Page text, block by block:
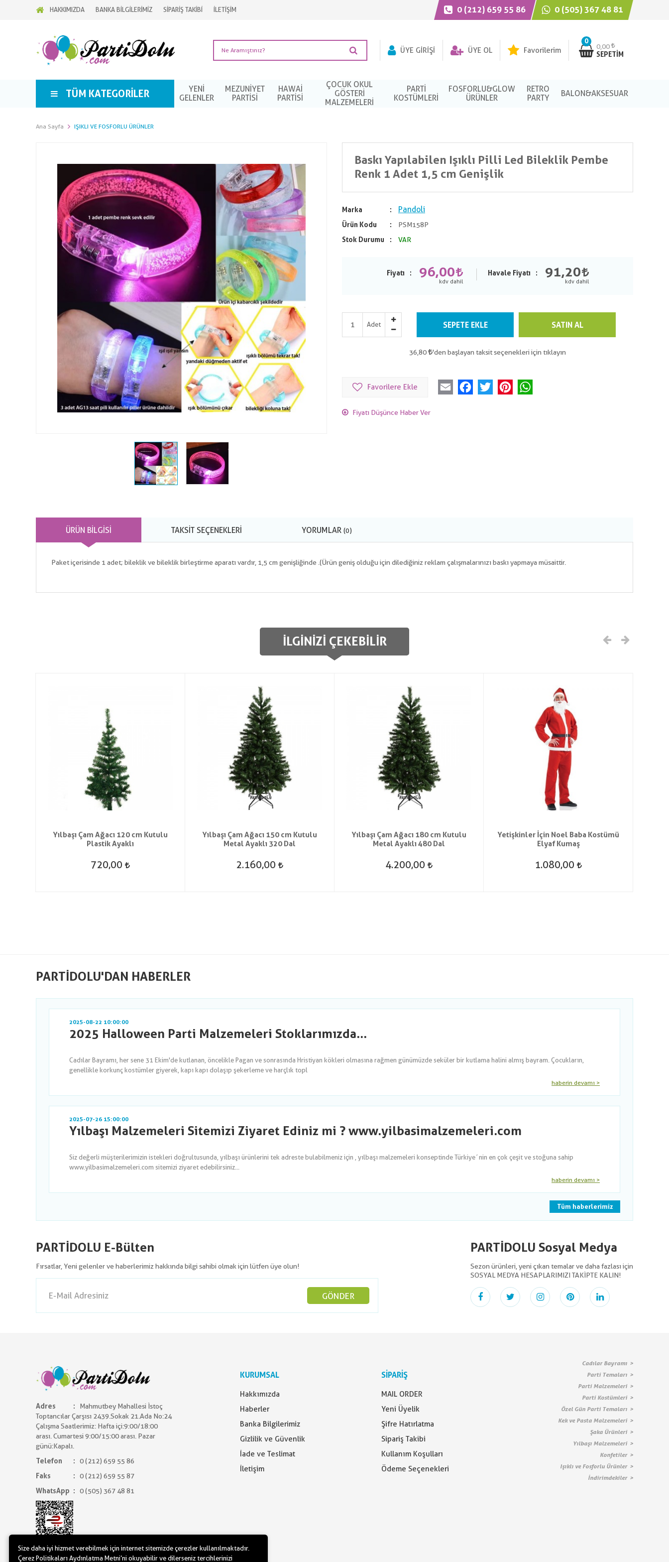
HAKKIMIZDA BANKA BİLGİLERİMİZ SİPARİŞ TAKİBİ İLETİŞİM 0 (212) 659 55 86 0 (505) 367 48 81
0
0,00
SEPETIM
ÜYE GIRIŞI ÜYE OL Favorilerim
TÜM KATEGORILER
YENİ
GELENLER
MEZUNIYET
PARTISI
HAWAI
PARTISI
ÇOCUK OKUL
GÖSTERİ
MALZEMELERİ
PARTI
KOSTÜMLERI
FOSFORLU&GLOW
ÜRÜNLER
RETRO
PARTY
BALON&AKSESUAR
Ana Sayfa IŞIKLI VE FOSFORLU ÜRÜNLER
Baskı Yapılabilen Işıklı Pilli Led Bileklik Pembe
Renk 1 Adet 1,5 cm Genişlik
Marka Pandoli
Ürün Kodu
PSM158P
Stok Durumu
VAR
Fiyatı 96,00 Havale Fiyatı 91,20
Adet SEPETE EKLE SATIN AL
36,80 'den başlayan taksit seçenekleri için tıklayın
Favorilere Ekle Email FacebookTwitter Pinterest
Fiyatı Düşünce Haber Ver
ÜRÜN BILGISI TAKSIT SEÇENEKLERI YORUMLAR (0)
Paket içerisinde 1 adet; bileklik ve bileklik birleştirme aparatı vardır, 1,5 cm genişliğinde .(Ürün geniş olduğu için dilediğiniz reklam çalışmalarınızı baskı yapmaya müsaittir.
İLGINIZI ÇEKEBILIR
Yılbaşı Çam Ağacı 120 cm Kutulu
Plastik Ayaklı
720,00
Yılbaşı Çam Ağacı 150 cm Kutulu
Metal Ayaklı 320 Dal
2.160,00
Yılbaşı Çam Ağacı 180 cm Kutulu
Metal Ayaklı 480 Dal
4.200,00
Yetişkinler İçin Noel Baba Kostümü
Elyaf Kumaş
1.080,00
PARTIDOLU'DAN HABERLER
2025-08-22 10:00:00
2025 Halloween Parti Malzemeleri Stoklarımızda...
Cadılar Bayramı, her sene 31 Ekim'de kutlanan, öncelikle Pagan ve sonrasında Hristiyan kökleri olmasına rağmen günümüzde seküler bir kutlama halini almış bayram. Çocukların,
genellikle korkunç kostümler giyerek, kapı kapı dolaşıp şekerleme ve harçlık topl
haberin devamı >
2025-07-26 15:00:00
Yılbaşı Malzemeleri Sitemizi Ziyaret Ediniz mi ? www.yilbasimalzemeleri.com
Siz değerli müşterilerimizin istekleri doğrultusunda, yılbaşı ürünlerini tek adreste bulabilmeniz için , yılbaşı malzemeleri konseptinde Türkiye´nin en çok çeşit ve stoğuna sahip
www.yilbasimalzemeleri.com sitemizi ziyaret edebilirsiniz...
haberin devamı >
Tüm haberlerimiz
PARTİDOLU E-Bülten
Fırsatlar, Yeni gelenler ve haberlerimiz hakkında bilgi sahibi olmak için lütfen üye olun!
GÖNDER
PARTİDOLU Sosyal Medya
Sezon ürünleri, yeni çıkan temalar ve daha fazlası için
SOSYAL MEDYA HESAPLARIMIZI TAKİPTE KALIN!
Adres
Mahmutbey Mahallesi İstoç
Toptancılar Çarşısı 2439.Sokak 21.Ada No:24
Çalışma Saatlerimiz: Hafta içi:9:00/18:00
arası. Cumartesi 9:00/15:00 arası. Pazar
günü:Kapalı.
Telefon
0 (212) 659 55 86
Faks
0 (212) 659 55 87
WhatsApp
0 (505) 367 48 81
KURUMSAL
Hakkımızda
Haberler
Banka Bilgilerimiz
Gizlilik ve Güvenlik
İade ve Teslimat
İletişim
SİPARİŞ
MAIL ORDER
Yeni Üyelik
Şifre Hatırlatma
Sipariş Takibi
Kullanım Koşulları
Ödeme Seçenekleri
Cadılar Bayramı
Parti Temaları
Parti Malzemeleri
Parti Kostümleri
Özel Gün Parti Temaları
Kek ve Pasta Malzemeleri
Şaka Ürünleri
Yılbaşı Malzemeleri
Konfetiler
Işıklı ve Fosforlu Ürünler
İndirimdekiler
Size daha iyi hizmet verebilmek için internet sitemizde çerezler kullanılmaktadır.
Çerez Politikaları Aydınlatma Metni’ni okuyabilir ve dilerseniz tercihlerinizi